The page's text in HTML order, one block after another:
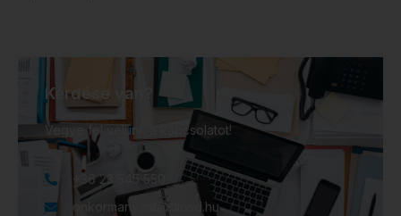
Kérdése van?
Vegye fel velünk a kapcsolatot!
+36 23 545 550
onkormanyzat@diosd.hu